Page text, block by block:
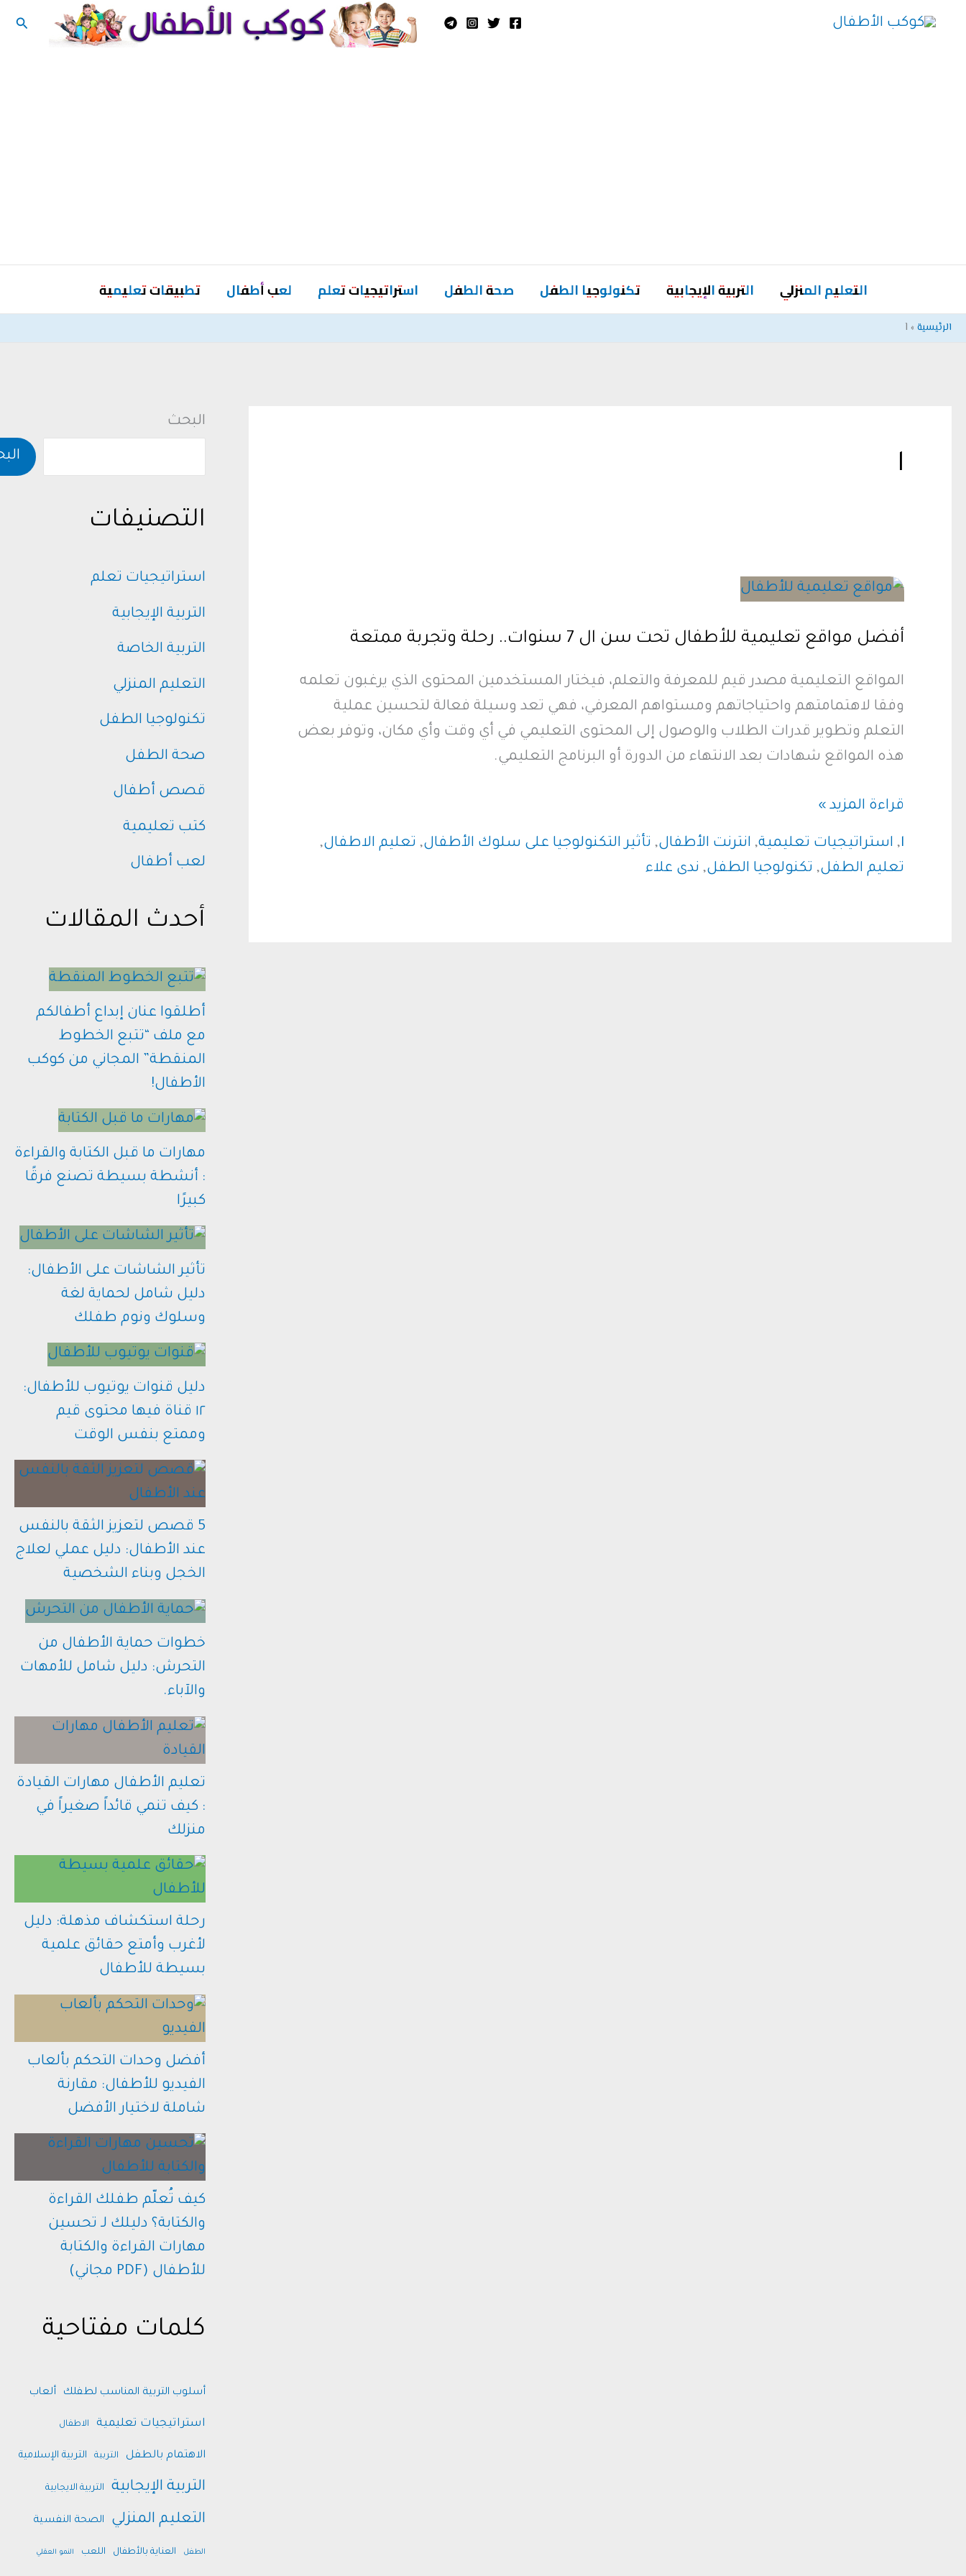
التعليم المنزلي التربية الإيجابية تكنولوجيا الطفل صحة الطفل استراتيجيات تعلم لعب أطفال تطبيقات تعليمية
الرئيسية l
l
أفضل مواقع تعليمية للأطفال تحت سن ال 7 سنوات.. رحلة وتجربة ممتعة
المواقع التعليمية مصدر قيم للمعرفة والتعلم، فيختار المستخدمين المحتوى الذي يرغبون تعلمه
وفقا لاهتمامتهم واحتياجاتهم ومستواهم المعرفي، فهي تعد وسيلة فعالة لتحسين عملية
التعلم وتطوير قدرات الطلاب والوصول إلى المحتوى التعليمي في أي وقت وأي مكان، وتوفر بعض
هذه المواقع شهادات بعد الانتهاء من الدورة أو البرنامج التعليمي.
أفضل
للأطفال
قراءة المزيد »
l
, استراتيجيات تعليمية, انترنت الأطفال, تأثير التكنولوجيا على سلوك الأطفال, تعليم الاطفال,
تعليم الطفل, تكنولوجيا الطفل, ندى علاء
البحث
التصنيفات
استراتيجيات تعلم
التربية الإيجابية
التربية الخاصة
التعليم المنزلي
تكنولوجيا الطفل
صحة الطفل
قصص أطفال
كتب تعليمية
لعب أطفال
أحدث المقالات
أطلقوا عنان إبداع أطفالكم
مع ملف “تتبع الخطوط
المنقطة” المجاني من كوكب
الأطفال!
مهارات ما قبل الكتابة والقراءة
: أنشطة بسيطة تصنع فرقًا
كبيرًا
تأثير الشاشات على الأطفال:
دليل شامل لحماية لغة
وسلوك ونوم طفلك
دليل قنوات يوتيوب للأطفال:
١٢ قناة فيها محتوى قيم
وممتع بنفس الوقت
5 قصص لتعزيز الثقة بالنفس
عند الأطفال: دليل عملي لعلاج
الخجل وبناء الشخصية
خطوات حماية الأطفال من
التحرش: دليل شامل للأمهات
والآباء.
تعليم الأطفال مهارات القيادة
: كيف تنمي قائداً صغيراً في
منزلك
رحلة استكشاف مذهلة: دليل
لأغرب وأمتع حقائق علمية
بسيطة للأطفال
أفضل وحدات التحكم بألعاب
الفيديو للأطفال: مقارنة
شاملة لاختيار الأفضل
كيف تُعلّم طفلك القراءة
والكتابة؟ دليلك لـ تحسين
مهارات القراءة والكتابة
للأطفال (PDF مجاني)
كلمات مفتاحية
أسلوب التربية المناسب لطفلك ألعاب
استراتيجيات تعليمية الاطفال
الاهتمام بالطفل التربية التربية الإسلامية
التربية الإيجابية التربية الايجابية
التعليم المنزلي الصحة النفسية
الطفل العناية بالأطفال اللعب النمو العقلي